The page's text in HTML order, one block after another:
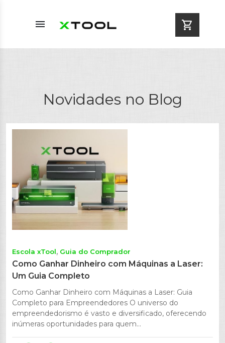
menu shopping_cart
Novidades no Blog
Escola xTool Guia do Comprador
Como Ganhar Dinheiro com Máquinas a Laser:
Um Guia Completo
Como Ganhar Dinheiro com Máquinas a Laser: Guia
Completo para Empreendedores O universo do
empreendedorismo é vasto e diversificado, oferecendo
inúmeras oportunidades para quem...